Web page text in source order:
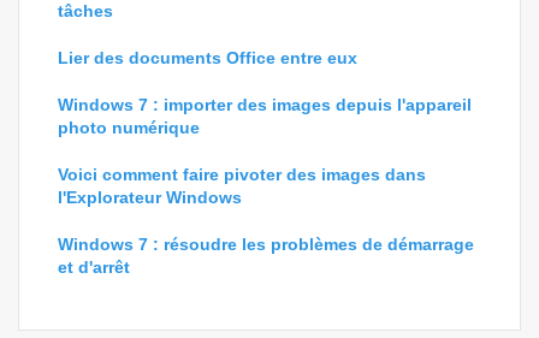
tâches
Lier des documents Office entre eux
Windows 7 : importer des images depuis l'appareil
photo numérique
Voici comment faire pivoter des images dans
l'Explorateur Windows
Windows 7 : résoudre les problèmes de démarrage
et d'arrêt